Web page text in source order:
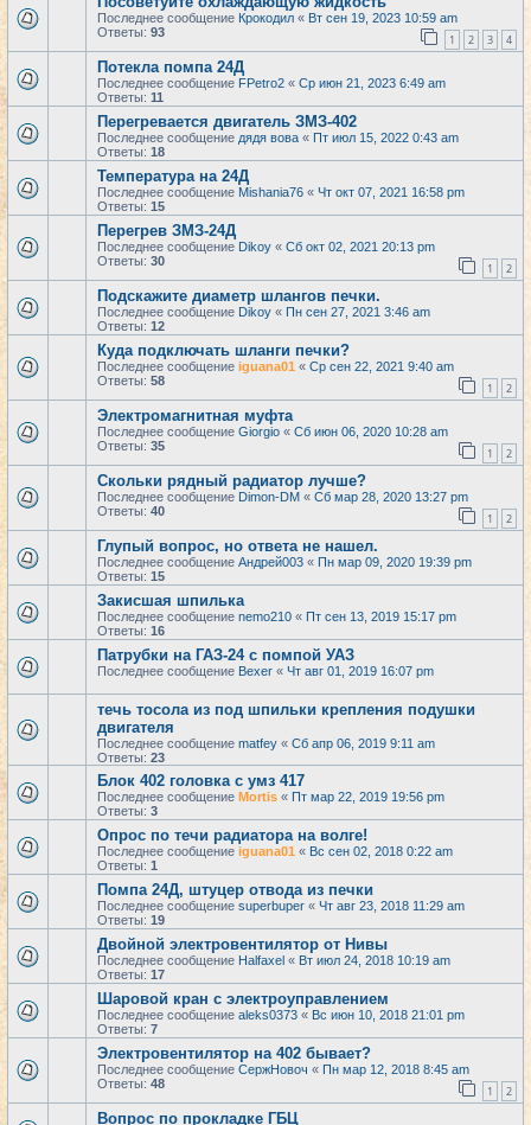
Последнее сообщение Крокодил « Вт сен 19, 2023 10:59 am
Ответы: 93 1 2 3 4
Потекла помпа 24Д
Последнее сообщение FPetro2 « Ср июн 21, 2023 6:49 am
Ответы: 11
Перегревается двигатель ЗМЗ-402
Последнее сообщение дядя вова « Пт июл 15, 2022 0:43 am
Ответы: 18
Температура на 24Д
Последнее сообщение Mishania76 « Чт окт 07, 2021 16:58 pm
Ответы: 15
Перегрев ЗМЗ-24Д
Последнее сообщение Dikoy « Сб окт 02, 2021 20:13 pm
Ответы: 30 1 2
Подскажите диаметр шлангов печки.
Последнее сообщение Dikoy « Пн сен 27, 2021 3:46 am
Ответы: 12
Куда подключать шланги печки?
Последнее сообщение iguana01 « Ср сен 22, 2021 9:40 am
Ответы: 58 1 2
Электромагнитная муфта
Последнее сообщение Giorgio « Сб июн 06, 2020 10:28 am
Ответы: 35 1 2
Скольки рядный радиатор лучше?
Последнее сообщение Dimon-DM « Сб мар 28, 2020 13:27 pm
Ответы: 40 1 2
Глупый вопрос, но ответа не нашел.
Последнее сообщение Андрей003 « Пн мар 09, 2020 19:39 pm
Ответы: 15
Закисшая шпилька
Последнее сообщение nemo210 « Пт сен 13, 2019 15:17 pm
Ответы: 16
Патрубки на ГАЗ-24 с помпой УАЗ
Последнее сообщение Bexer « Чт авг 01, 2019 16:07 pm
течь тосола из под шпильки крепления подушки
двигателя
Последнее сообщение matfey « Сб апр 06, 2019 9:11 am
Ответы: 23
Блок 402 головка с умз 417
Последнее сообщение Mortis « Пт мар 22, 2019 19:56 pm
Ответы: 3
Опрос по течи радиатора на волге!
Последнее сообщение iguana01 « Вс сен 02, 2018 0:22 am
Ответы: 1
Помпа 24Д, штуцер отвода из печки
Последнее сообщение superbuper « Чт авг 23, 2018 11:29 am
Ответы: 19
Двойной электровентилятор от Нивы
Последнее сообщение Halfaxel « Вт июл 24, 2018 10:19 am
Ответы: 17
Шаровой кран с электроуправлением
Последнее сообщение aleks0373 « Вс июн 10, 2018 21:01 pm
Ответы: 7
Электровентилятор на 402 бывает?
Последнее сообщение СержНовоч « Пн мар 12, 2018 8:45 am
Ответы: 48 1 2
Вопрос по прокладке ГБЦ